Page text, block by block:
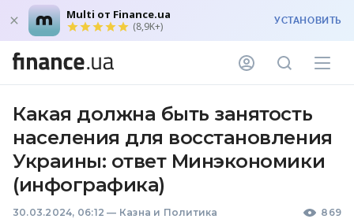
Multi от Finance.ua
(8,9K+) УСТАНОВИТЬ
Какая должна быть занятость
населения для восстановления
Украины: ответ Минэкономики
(инфографика)
30.03.2024, 06:12 — Казна и Политика 869